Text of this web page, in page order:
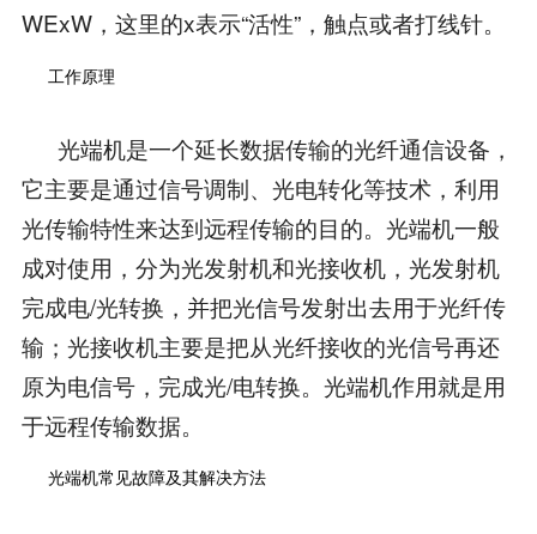
WExW，这里的x表示“活性”，触点或者打线针。
工作原理
光端机是一个延长数据传输的光纤通信设备，
它主要是通过信号调制、光电转化等技术，利用
光传输特性来达到远程传输的目的。光端机一般
成对使用，分为光发射机和光接收机，光发射机
完成电/光转换，并把光信号发射出去用于光纤传
输；光接收机主要是把从光纤接收的光信号再还
原为电信号，完成光/电转换。光端机作用就是用
于远程传输数据。
光端机常见故障及其解决方法